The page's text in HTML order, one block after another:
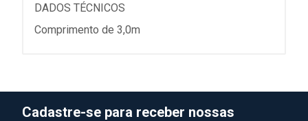
DADOS TÉCNICOS
Comprimento de 3,0m
Cadastre-se para receber nossas